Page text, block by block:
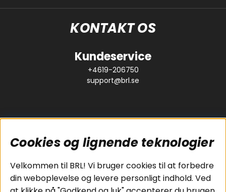
KONTAKT OS
Kundeservice
+4619-206750
support@brl.se
Populære sider
Pakkeløsninger
Bilstereo
Kundeservice
Cookies
Handelsbetingelser
Cookies og lignende teknologier
Velkommen til BRL! Vi bruger cookies til at forbedre
din weboplevelse og levere personligt indhold. Ved